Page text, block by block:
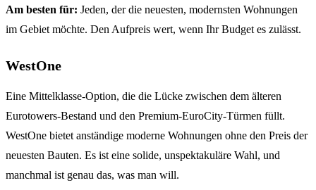
Am besten für: Jeden, der die neuesten, modernsten Wohnungen
im Gebiet möchte. Den Aufpreis wert, wenn Ihr Budget es zulässt.
WestOne
Eine Mittelklasse-Option, die die Lücke zwischen dem älteren
Eurotowers-Bestand und den Premium-EuroCity-Türmen füllt.
WestOne bietet anständige moderne Wohnungen ohne den Preis der
neuesten Bauten. Es ist eine solide, unspektakuläre Wahl, und
manchmal ist genau das, was man will.